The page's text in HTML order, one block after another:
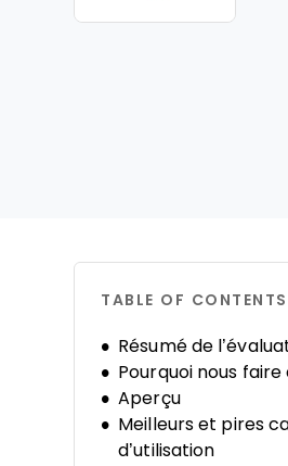
TABLE OF CONTENTS
Résumé de
Pourquoi nous
Aperçu
Meilleurs et pires
d’utilisation